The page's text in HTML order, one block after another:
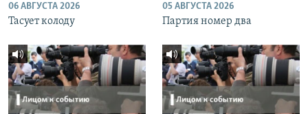
06 АВГУСТА 2026
Тасует колоду
05 АВГУСТА 2026
Партия номер два